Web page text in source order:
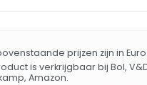
prijzen zijn in Euro.
is verkrijgbaar bij Bol,
Amazon.